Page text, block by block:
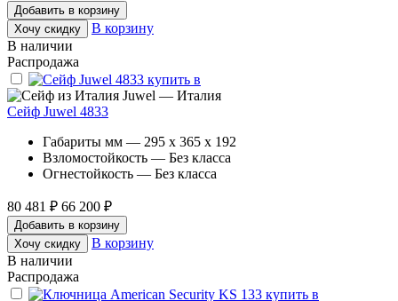
Добавить в корзину
Хочу скидку
В корзину
В наличии
Распродажа
Juwel — Италия
Сейф Juwel 4833
Габариты мм — 295 x 365 x 192
Взломостойкость — Без класса
Огнестойкость — Без класса
80 481 ₽ 66 200 ₽
Добавить в корзину
Хочу скидку
В корзину
В наличии
Распродажа